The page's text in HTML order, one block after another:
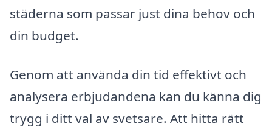
städerna som passar just dina behov och
din budget.
Genom att använda din tid effektivt och
analysera erbjudandena kan du känna dig
trygg i ditt val av svetsare. Att hitta rätt